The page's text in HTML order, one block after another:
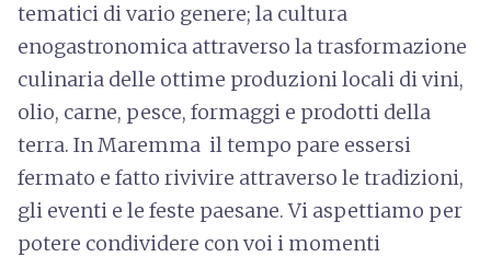
tematici di vario genere; la cultura
enogastronomica attraverso la trasformazione
culinaria delle ottime produzioni locali di vini,
olio, carne, pesce, formaggi e prodotti della
terra. In Maremma il tempo pare essersi
fermato e fatto rivivire attraverso le tradizioni,
gli eventi e le feste paesane. Vi aspettiamo per
potere condividere con voi i momenti